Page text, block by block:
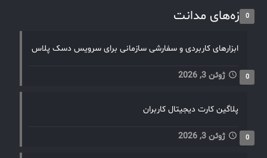
تازه‌های مدانت0
ابزارهای کاربردی و سفارشی سازمانی برای سرویس دسک پلاس
ژوئن 3, 2026 0
پلاگین کارت دیجیتال کاربران
ژوئن 3, 2026 0
ManageEngine Malware Protection Plus
سامانه مدیریت دسترسی ممتاز
سامانه مدیریت و مانیتورینگ شبکه